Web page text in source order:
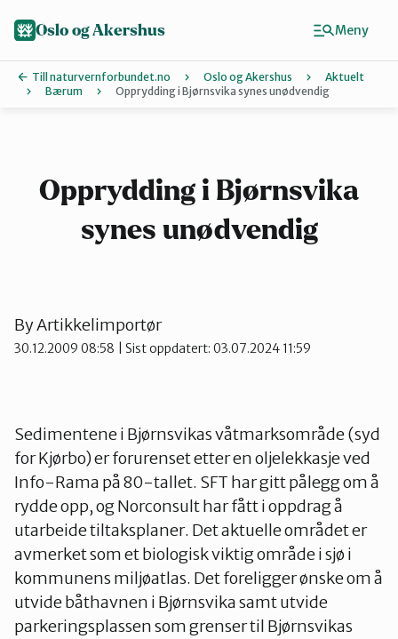
Asker
Groruddalen
Hurum og Røyken
Jevnaker
Lillestrøm
Oslo og Akershus
Till naturvernforbundet.no Oslo og Akershus
Aktuelt
Bærum
Opprydding i Bjørnsvika synes unødvendig
Opprydding i Bjørnsvika
synes unødvendig
ByArtikkelimportør
30.12.2009 08:58 | Sist oppdatert: 03.07.2024 11:59
Sedimentene i Bjørnsvikas våtmarksområde (syd
for Kjørbo) er forurenset etter en oljelekkasje ved
Info-Rama på 80-tallet. SFT har gitt pålegg om å
rydde opp, og Norconsult har fått i oppdrag å
utarbeide tiltaksplaner. Det aktuelle området er
avmerket som et biologisk viktig område i sjø i
kommunens miljøatlas. Det foreligger ønske om å
utvide båthavnen i Bjørnsvika samt utvide
parkeringsplassen som grenser til Bjørnsvikas